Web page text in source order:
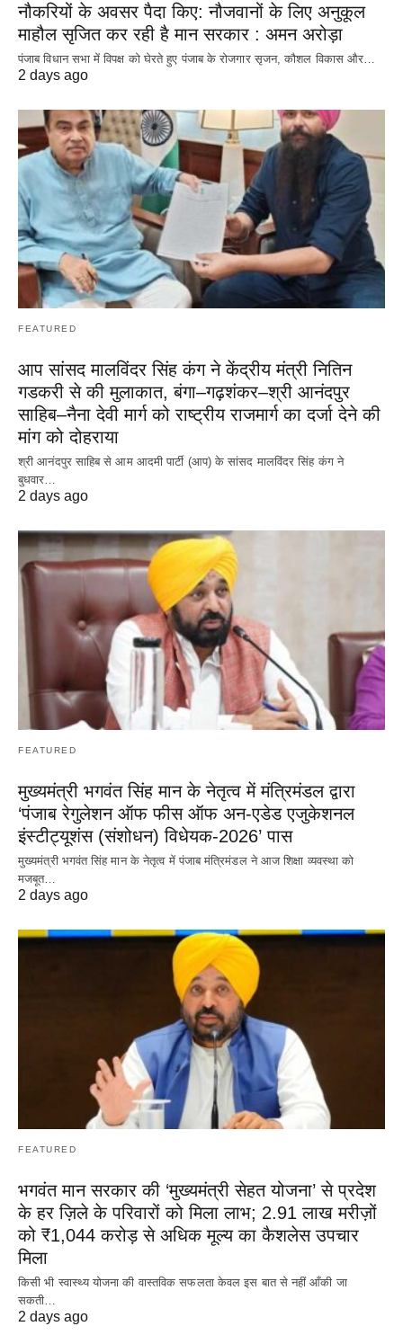
नौकरियों के अवसर पैदा किए: नौजवानों के लिए अनुकूल
माहौल सृजित कर रही है मान सरकार : अमन अरोड़ा
पंजाब विधान सभा में विपक्ष को घेरते हुए पंजाब के रोजगार सृजन, कौशल विकास और…
2 days ago
FEATURED
आप सांसद मालविंदर सिंह कंग ने केंद्रीय मंत्री नितिन
गडकरी से की मुलाकात, बंगा–गढ़शंकर–श्री आनंदपुर
साहिब–नैना देवी मार्ग को राष्ट्रीय राजमार्ग का दर्जा देने की
मांग को दोहराया
श्री आनंदपुर साहिब से आम आदमी पार्टी (आप) के सांसद मालविंदर सिंह कंग ने
बुधवार…
2 days ago
FEATURED
मुख्यमंत्री भगवंत सिंह मान के नेतृत्व में मंत्रिमंडल द्वारा
‘पंजाब रेगुलेशन ऑफ फीस ऑफ अन-एडेड एजुकेशनल
इंस्टीट्यूशंस (संशोधन) विधेयक-2026’ पास
मुख्यमंत्री भगवंत सिंह मान के नेतृत्व में पंजाब मंत्रिमंडल ने आज शिक्षा व्यवस्था को
मजबूत…
2 days ago
FEATURED
भगवंत मान सरकार की ‘मुख्यमंत्री सेहत योजना’ से प्रदेश
के हर ज़िले के परिवारों को मिला लाभ; 2.91 लाख मरीज़ों
को ₹1,044 करोड़ से अधिक मूल्य का कैशलेस उपचार
मिला
किसी भी स्वास्थ्य योजना की वास्तविक सफलता केवल इस बात से नहीं आँकी जा
सकती…
2 days ago